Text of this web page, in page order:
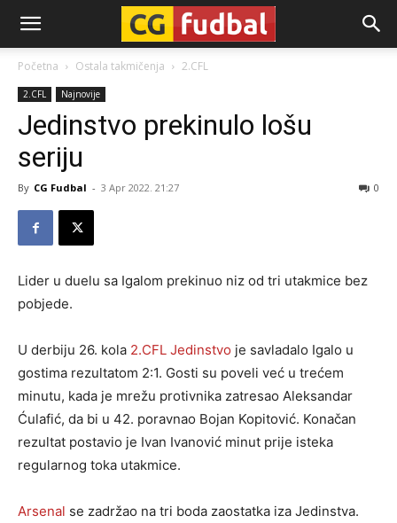
CG-
Fudbal
Početna Ostala takmičenja 2.CFL
2.CFL Najnovije
Jedinstvo prekinulo lošu
seriju
By CG Fudbal - 3 Apr 2022. 21:27 0
Lider u duelu sa Igalom prekinuo niz od tri utakmice bez
pobjede.
U derbiju 26. kola 2.CFL Jedinstvo je savladalo Igalo u
gostima rezultatom 2:1. Gosti su poveli već u trećem
minutu, kada je mrežu protivnika zatresao Aleksandar
Ćulafić, da bi u 42. poravnao Bojan Kopitović. Konačan
rezultat postavio je Ivan Ivanović minut prije isteka
regularnog toka utakmice.
Arsenal se zadržao na tri boda zaostatka iza Jedinstva.